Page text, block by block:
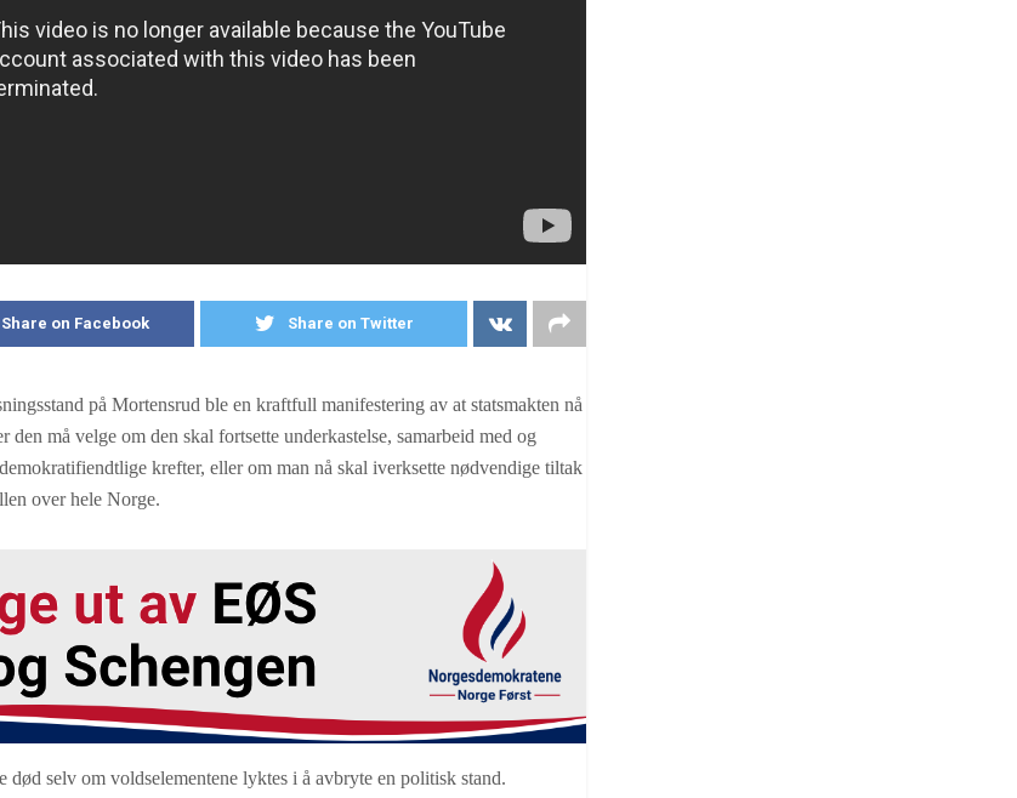
Share on Facebook Share on Twitter
på Mortensrud ble en kraftfull manifestering av at statsmakten nå
den må velge om den skal fortsette underkastelse, samarbeid med og
krefter, eller om man nå skal iverksette nødvendige tiltak
over hele Norge.
død selv om voldselementene lyktes i å avbryte en politisk stand.